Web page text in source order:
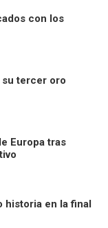
con los
tercer oro
Europa tras
historia en la final